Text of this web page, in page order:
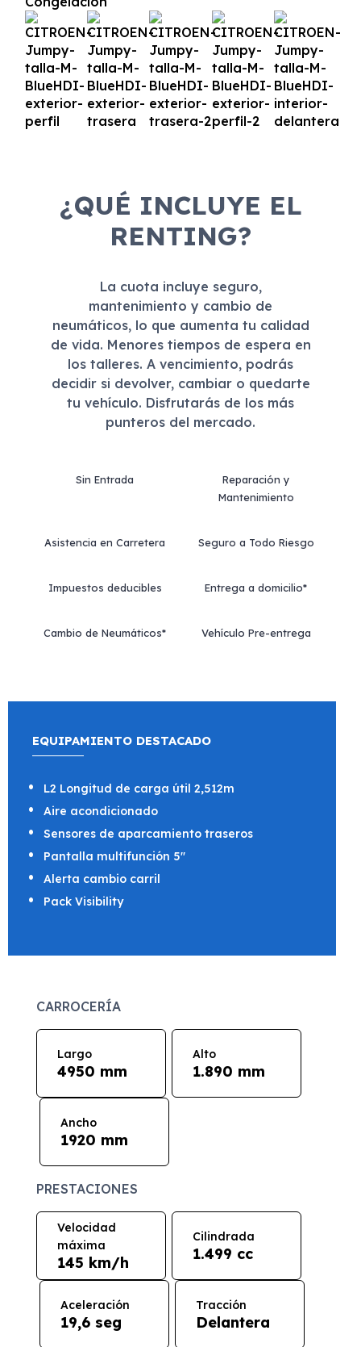
¿QUÉ INCLUYE EL
RENTING?
La cuota incluye seguro,
mantenimiento y cambio de
neumáticos, lo que aumenta tu calidad
de vida. Menores tiempos de espera en
los talleres. A vencimiento, podrás
decidir si devolver, cambiar o quedarte
tu vehículo. Disfrutarás de los más
punteros del mercado.
Sin Entrada
Reparación y
Mantenimiento
Asistencia en Carretera Seguro a Todo Riesgo
Impuestos deducibles Entrega a domicilio*
Cambio de Neumáticos* Vehículo Pre-entrega
EQUIPAMIENTO DESTACADO
L2 Longitud de carga útil 2,512m
Aire acondicionado
Sensores de aparcamiento traseros
Pantalla multifunción 5"
Alerta cambio carril
Pack Visibility
CARROCERÍA
Largo
4950 mm
Alto
1.890 mm
Ancho
1920 mm
PRESTACIONES
Velocidad
máxima
145 km/h
Cilindrada
1.499 cc
Aceleración
19,6 seg
Tracción
Delantera